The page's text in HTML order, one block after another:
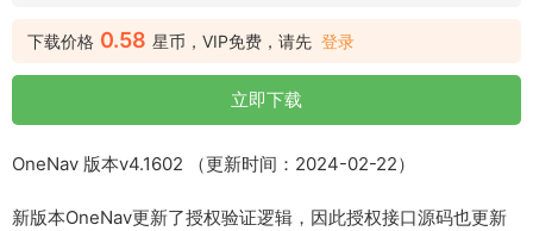
下载价格 0.58 星币，VIP免费，请先 登录
立即下载
OneNav 版本v4.1602 （更新时间：2024-02-22）
新版本OneNav更新了授权验证逻辑，因此授权接口源码也更新